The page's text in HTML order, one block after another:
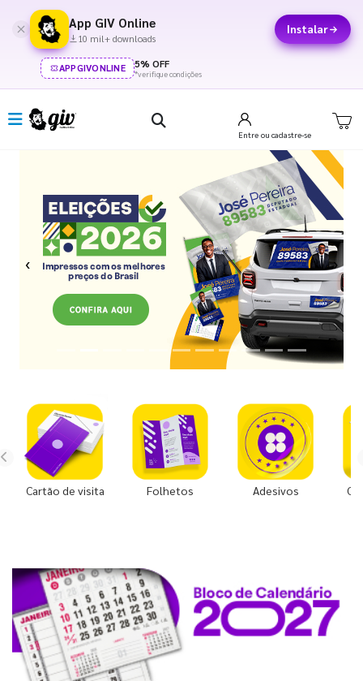
App GIV Online
10 mil+ downloads
Instalar
APPGIVONLINE 5% OFF
*verifique condições
Entre ou cadastre-se
Previous Next
Cartão de visita Folhetos Adesivos